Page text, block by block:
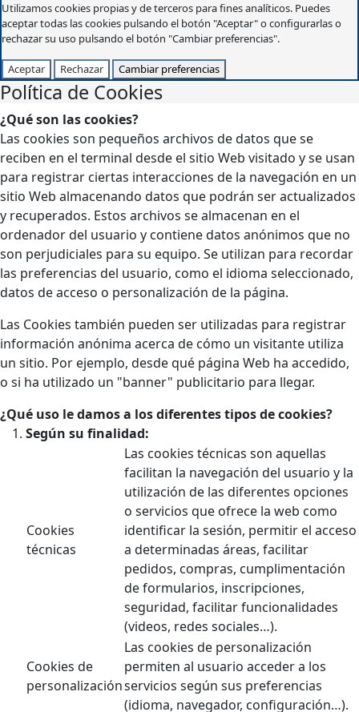
Utilizamos cookies propias y de terceros para fines analíticos. Puedes
aceptar todas las cookies pulsando el botón "Aceptar" o configurarlas o
rechazar su uso pulsando el botón "Cambiar preferencias".
Aceptar Rechazar Cambiar preferencias
Política de Cookies
¿Qué son las cookies?
Las cookies son pequeños archivos de datos que se
reciben en el terminal desde el sitio Web visitado y se usan
para registrar ciertas interacciones de la navegación en un
sitio Web almacenando datos que podrán ser actualizados
y recuperados. Estos archivos se almacenan en el
ordenador del usuario y contiene datos anónimos que no
son perjudiciales para su equipo. Se utilizan para recordar
las preferencias del usuario, como el idioma seleccionado,
datos de acceso o personalización de la página.
Las Cookies también pueden ser utilizadas para registrar
información anónima acerca de cómo un visitante utiliza
un sitio. Por ejemplo, desde qué página Web ha accedido,
o si ha utilizado un "banner" publicitario para llegar.
¿Qué uso le damos a los diferentes tipos de cookies?
Según su finalidad:
Cookies
técnicas
Las cookies técnicas son aquellas
facilitan la navegación del usuario y la
utilización de las diferentes opciones
o servicios que ofrece la web como
identificar la sesión, permitir el acceso
a determinadas áreas, facilitar
pedidos, compras, cumplimentación
de formularios, inscripciones,
seguridad, facilitar funcionalidades
(videos, redes sociales…).
Cookies de
personalización
Las cookies de personalización
permiten al usuario acceder a los
servicios según sus preferencias
(idioma, navegador, configuración…).